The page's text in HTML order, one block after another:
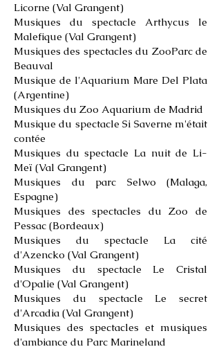
Licorne (Val Grangent)
Musiques du spectacle Arthycus le
Malefique (Val Grangent)
Musiques des spectacles du ZooParc de
Beauval
Musique de l'Aquarium Mare Del Plata
(Argentine)
Musiques du Zoo Aquarium de Madrid
Musique du spectacle Si Saverne m'était
contée
Musiques du spectacle La nuit de Li-
Meï (Val Grangent)
Musiques du parc Selwo (Malaga,
Espagne)
Musiques des spectacles du Zoo de
Pessac (Bordeaux)
Musiques du spectacle La cité
d'Azencko (Val Grangent)
Musiques du spectacle Le Cristal
d'Opalie (Val Grangent)
Musiques du spectacle Le secret
d'Arcadia (Val Grangent)
Musiques des spectacles et musiques
d'ambiance du Parc Marineland